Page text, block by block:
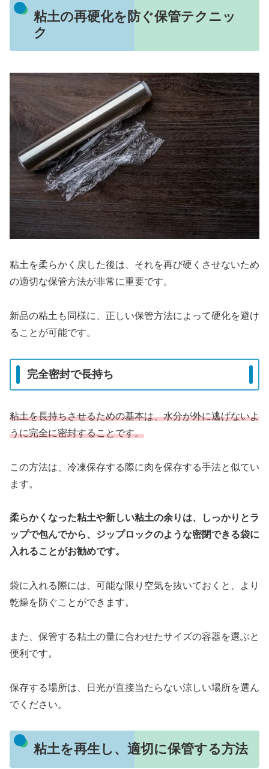
粘土の再硬化を防ぐ保管テクニッ
ク
粘土を柔らかく戻した後は、それを再び硬くさせないため
の適切な保管方法が非常に重要です。
新品の粘土も同様に、正しい保管方法によって硬化を避け
ることが可能です。
完全密封で長持ち
粘土を長持ちさせるための基本は、水分が外に逃げないよ
うに完全に密封することです。
この方法は、冷凍保存する際に肉を保存する手法と似てい
ます。
柔らかくなった粘土や新しい粘土の余りは、しっかりとラ
ップで包んでから、ジップロックのような密閉できる袋に
入れることがお勧めです。
袋に入れる際には、可能な限り空気を抜いておくと、より
乾燥を防ぐことができます。
また、保管する粘土の量に合わせたサイズの容器を選ぶと
便利です。
保存する場所は、日光が直接当たらない涼しい場所を選ん
でください。
粘土を再生し、適切に保管する方法